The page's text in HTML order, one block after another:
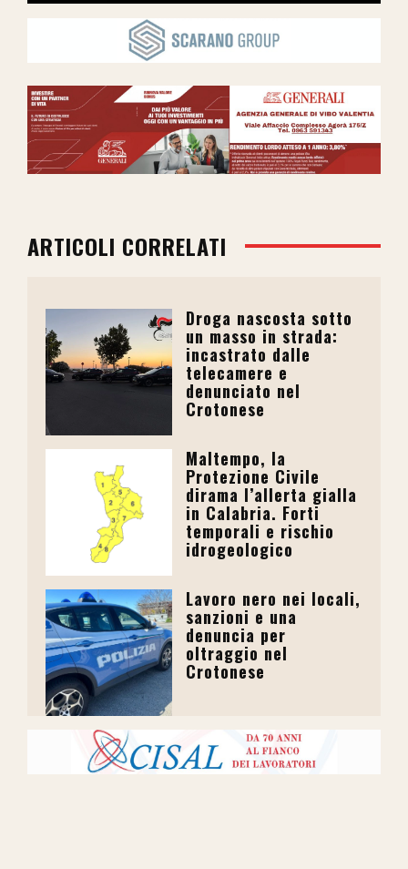
ARTICOLI CORRELATI
Droga nascosta sotto
un masso in strada:
incastrato dalle
telecamere e
denunciato nel
Crotonese
Maltempo, la
Protezione Civile
dirama l’allerta gialla
in Calabria. Forti
temporali e rischio
idrogeologico
Lavoro nero nei locali,
sanzioni e una
denuncia per
oltraggio nel
Crotonese